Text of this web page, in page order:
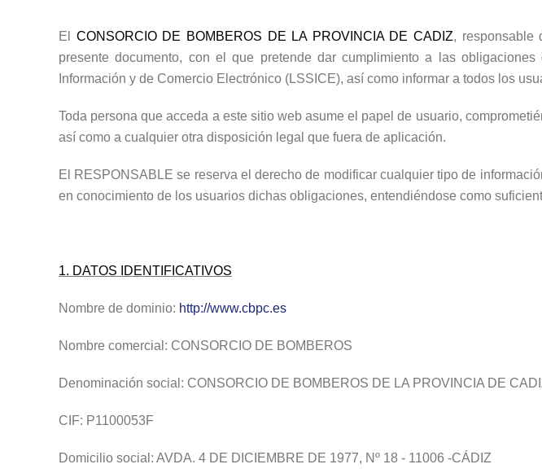
El CONSORCIO DE BOMBEROS DE LA PROVINCIA DE CADIZ, responsable
presente documento, con el que pretende dar cumplimiento a las
Información y de Comercio Electrónico (LSSICE), así como informar a todos los
Toda persona que acceda a este sitio web asume el papel de usuario,
así como a cualquier otra disposición legal que fuera de aplicación.
El RESPONSABLE se reserva el derecho de modificar cualquier tipo de
en conocimiento de los usuarios dichas obligaciones, entendiéndose como
1. DATOS IDENTIFICATIVOS
Nombre de dominio: http://www.cbpc.es
Nombre comercial: CONSORCIO DE BOMBEROS
Denominación social: CONSORCIO DE BOMBEROS DE LA PROVINCIA DE
CIF: P1100053F
Domicilio social: AVDA. 4 DE DICIEMBRE DE 1977, Nº 18 - 11006 -CÁDIZ